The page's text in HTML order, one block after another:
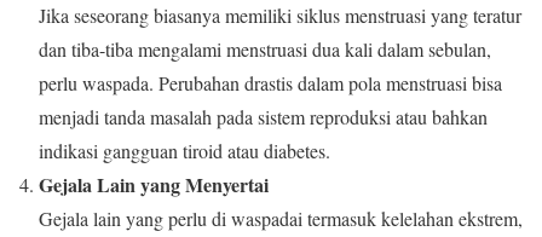
Jika seseorang biasanya memiliki siklus menstruasi yang teratur
dan tiba-tiba mengalami menstruasi dua kali dalam sebulan,
perlu waspada. Perubahan drastis dalam pola menstruasi bisa
menjadi tanda masalah pada sistem reproduksi atau bahkan
indikasi gangguan tiroid atau diabetes.
Gejala Lain yang Menyertai
Gejala lain yang perlu di waspadai termasuk kelelahan ekstrem,